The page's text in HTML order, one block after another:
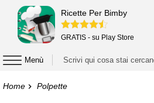
Ricette Per Bimby
GRATIS - su Play Store
Menù
Home Polpette